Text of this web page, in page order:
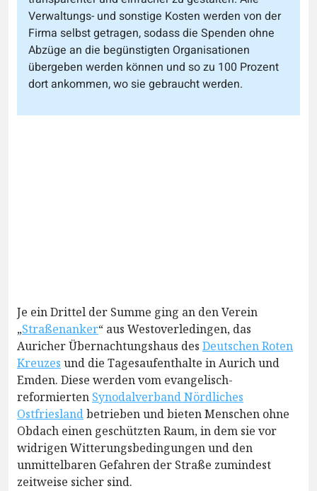
Verwaltungs- und sonstige Kosten werden von der
Firma selbst getragen, sodass die Spenden ohne
Abzüge an die begünstigten Organisationen
übergeben werden können und so zu 100 Prozent
dort ankommen, wo sie gebraucht werden.
Je ein Drittel der Summe ging an den Verein
„Straßenanker“ aus Westoverledingen, das
Auricher Übernachtungshaus des Deutschen Roten
Kreuzes und die Tagesaufenthalte in Aurich und
Emden. Diese werden vom evangelisch-
reformierten Synodalverband Nördliches
Ostfrieslandbetrieben und bieten Menschen ohne
Obdach einen geschützten Raum, in dem sie vor
widrigen Witterungsbedingungen und den
unmittelbaren Gefahren der Straße zumindest
zeitweise sicher sind.